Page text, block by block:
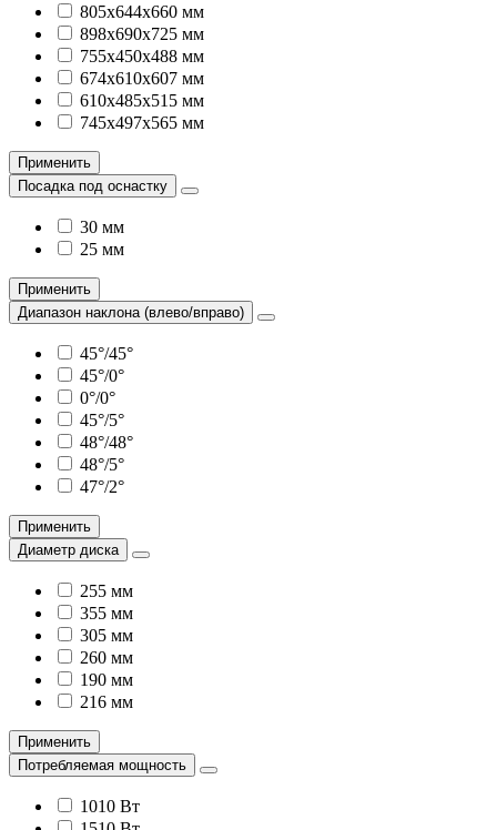
805х644х660 мм
898х690х725 мм
755х450х488 мм
674х610х607 мм
610х485х515 мм
745х497х565 мм
Применить
Посадка под оснастку
30 мм
25 мм
Применить
Диапазон наклона (влево/вправо)
45°/45°
45°/0°
0°/0°
45°/5°
48°/48°
48°/5°
47°/2°
Применить
Диаметр диска
255 мм
355 мм
305 мм
260 мм
190 мм
216 мм
Применить
Потребляемая мощность
1010 Вт